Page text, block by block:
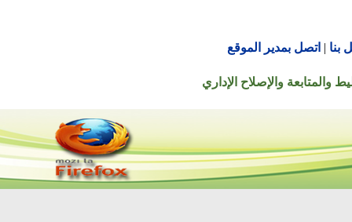
| اتصل بمدير الموقع
والإصلاح الإداري